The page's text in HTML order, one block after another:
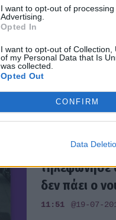
I want to opt-out of
Advertising.
Opted In
I want to opt-out of
of my Personal Data that Is
was collected.
Opted Out
CONFIRM
Data
Φαίη Σκορδά:
συνέβη;
11:45
Συνέβη κι
τηλεφώνησε
δεν πάει ο
11:51 @19-07-